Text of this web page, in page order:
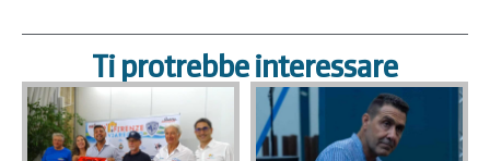
Ti protrebbe interessare